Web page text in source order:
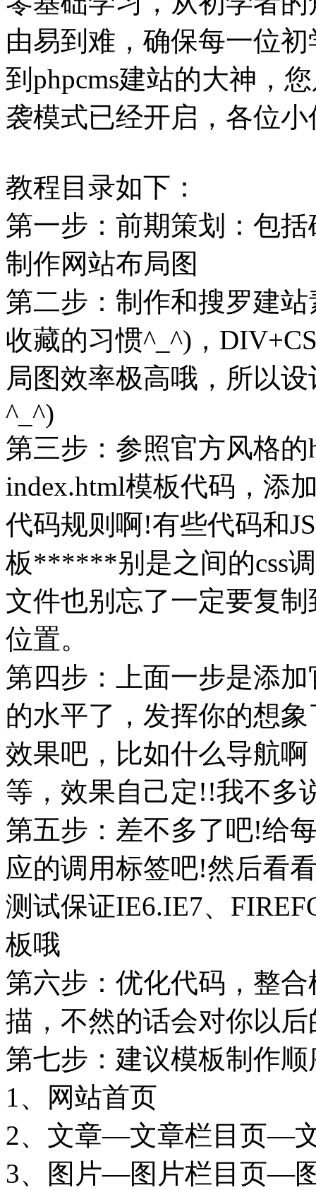
由易到难，确保每一位
到phpcms建站的大神，
袭模式已经开启，各位
教程目录如下：
第一步：前期策划：包
制作网站布局图
第二步：制作和搜罗建
收藏的习惯^_^)，
局图效率极高哦，所以
^_^)
第三步：参照官方风格的
index.html模板代码，添
代码规则啊!有些代码和
板******别是之间的css
文件也别忘了一定要复
位置。
第四步：上面一步是添
的水平了，发挥你的想
效果吧，比如什么导航
等，效果自己定!!我不多
第五步：差不多了吧!给
应的调用标签吧!然后看
测试保证IE6.IE7、
板哦
第六步：优化代码，整
描，不然的话会对你以
第七步：建议模板制作顺
1、网站首页
2、文章—文章栏目页—
3、图片—图片栏目页—